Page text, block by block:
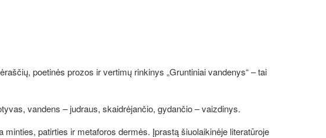
poetinės prozos ir vertimų rinkinys „Gruntiniai vandenys“ – tai
vandens – judraus, skaidrėjančio, gydančio – vaizdinys.
patirties ir metaforos dermės. Įprastą šiuolaikinėje literatūroje